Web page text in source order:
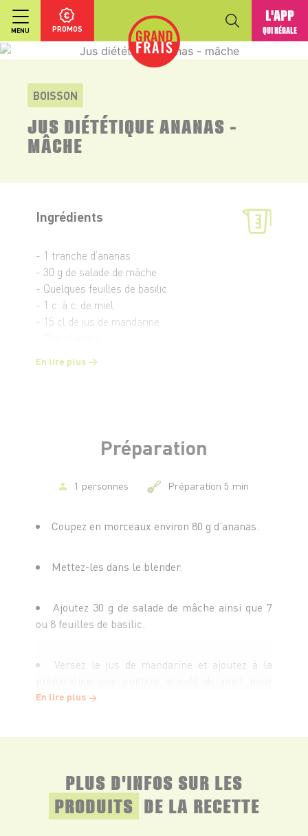
MENU PROMOS
L'APP
QUI RÉGALE
BOISSON
JUS DIÉTÉTIQUE ANANAS -
MÂCHE
Ingrédients
- 1 tranche d’ananas
- 30 g de salade de mâche
- Quelques feuilles de basilic
- 1 c. à c. de miel
- 15 cl de jus de mandarine
En lire plus
Préparation
1 personnes Préparation 5 min
Coupez en morceaux environ 80 g d’ananas.
Mettez-les dans le blender.
Ajoutez 30 g de salade de mâche ainsi que 7
ou 8 feuilles de basilic.
Versez le jus de mandarine et ajoutez à la
adoucir votre boisson.
Ajoutez quelques glaçons.
Mixez votre jus diététique, versez-le dans un
verre et décorez de feuilles de mâche, basilic et
de morceaux d’ananas.
En lire plus
PLUS D'INFOS SUR LES
PRODUITS DE LA RECETTE